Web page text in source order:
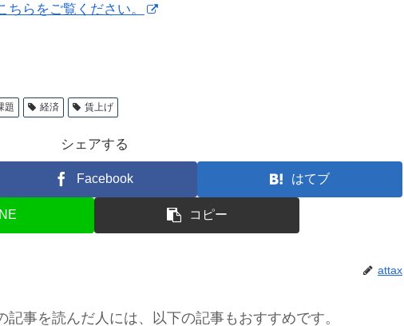
らをご覧ください。
題 経済 賃上げ
シェアする
Facebook はてブ
コピー
attax
記事を読んだ人には、以下の記事もおすすめです。